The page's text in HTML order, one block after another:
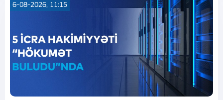
6-08-2026, 11:15